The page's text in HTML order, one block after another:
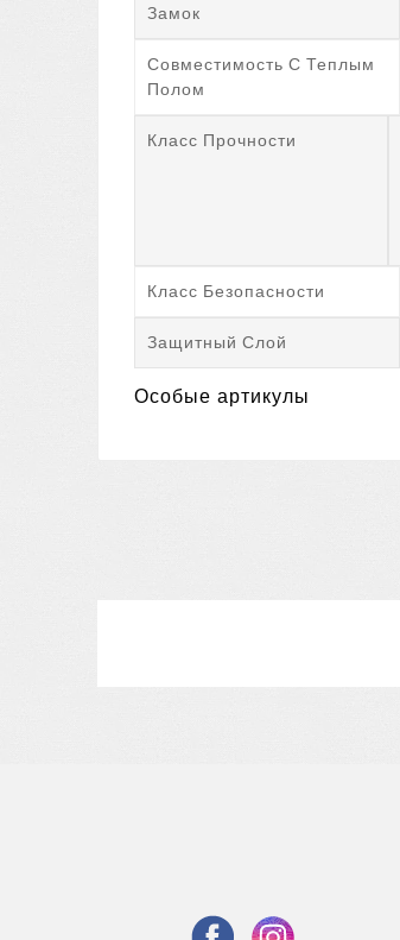
Замок
Совместимость С Теплым
Полом
Класс Прочности
Класс Безопасности
Защитный Слой
Особые артикулы